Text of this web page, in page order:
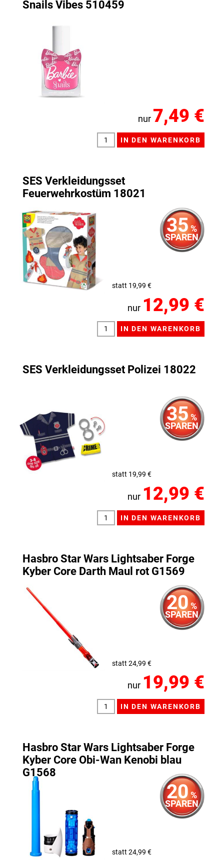
Snails Vibes 510459
nur 7,49 €
SES Verkleidungsset
Feuerwehrkostüm 18021
35 %
SPAREN
statt 19,99 €
nur 12,99 €
SES Verkleidungsset Polizei 18022
35 %
SPAREN
statt 19,99 €
nur 12,99 €
Hasbro Star Wars Lightsaber Forge
Kyber Core Darth Maul rot G1569
20 %
SPAREN
statt 24,99 €
nur 19,99 €
Hasbro Star Wars Lightsaber Forge
Kyber Core Obi-Wan Kenobi blau
G1568
20 %
SPAREN
statt 24,99 €